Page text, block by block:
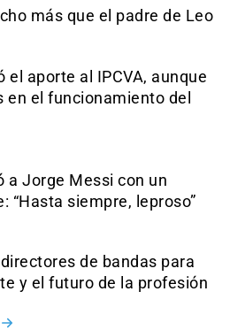
más que el padre de Leo
el aporte al IPCVA, aunque
en el funcionamiento del
a Jorge Messi con un
“Hasta siempre, leproso”
de bandas para
y el futuro de la profesión